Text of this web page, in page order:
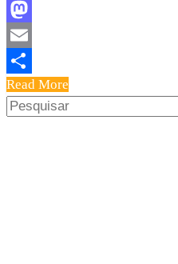
Facebook
Mastodon
Email
Share
Read More